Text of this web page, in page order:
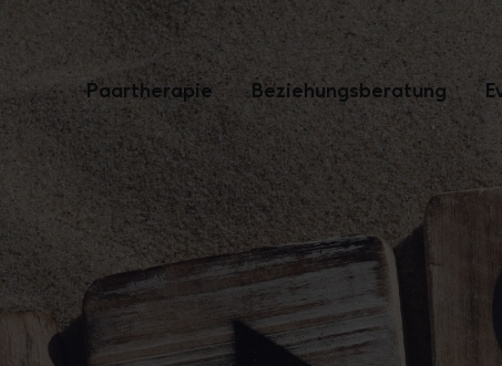
Paartherapie Beziehungsberatung